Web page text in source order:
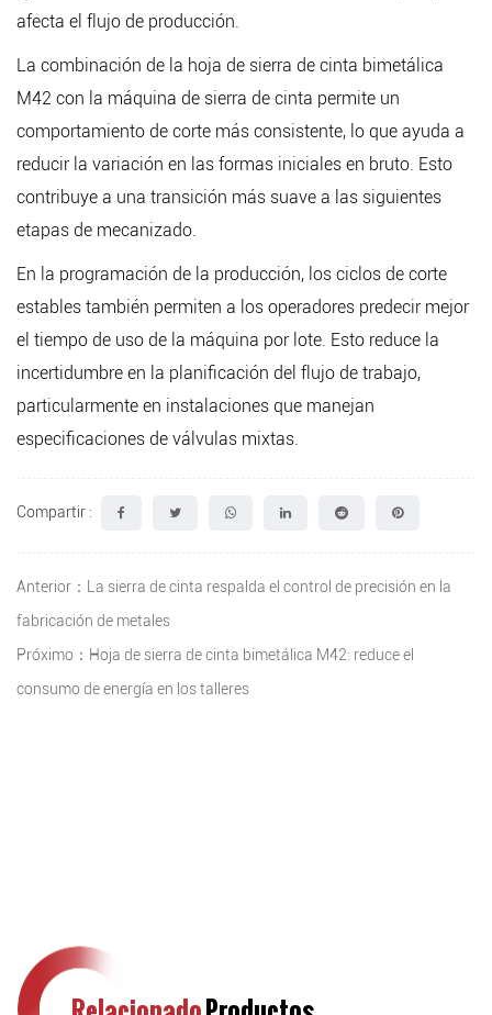
afecta el flujo de producción.
La combinación de la hoja de sierra de cinta bimetálica
M42 con la máquina de sierra de cinta permite un
comportamiento de corte más consistente, lo que ayuda a
reducir la variación en las formas iniciales en bruto. Esto
contribuye a una transición más suave a las siguientes
etapas de mecanizado.
En la programación de la producción, los ciclos de corte
estables también permiten a los operadores predecir mejor
el tiempo de uso de la máquina por lote. Esto reduce la
incertidumbre en la planificación del flujo de trabajo,
particularmente en instalaciones que manejan
especificaciones de válvulas mixtas.
Compartir :
Anterior：La sierra de cinta respalda el control de precisión en la
fabricación de metales
Próximo：Hoja de sierra de cinta bimetálica M42: reduce el
consumo de energía en los talleres